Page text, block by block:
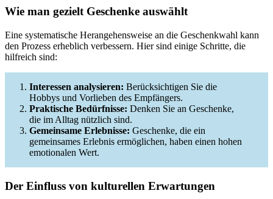
Wie man gezielt Geschenke auswählt
Eine systematische Herangehensweise an die Geschenkwahl kann
den Prozess erheblich verbessern. Hier sind einige Schritte, die
hilfreich sind:
Interessen analysieren: Berücksichtigen Sie die
Hobbys und Vorlieben des Empfängers.
Praktische Bedürfnisse: Denken Sie an Geschenke,
die im Alltag nützlich sind.
Gemeinsame Erlebnisse: Geschenke, die ein
gemeinsames Erlebnis ermöglichen, haben einen hohen
emotionalen Wert.
Der Einfluss von kulturellen Erwartungen